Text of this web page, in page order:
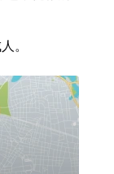
。